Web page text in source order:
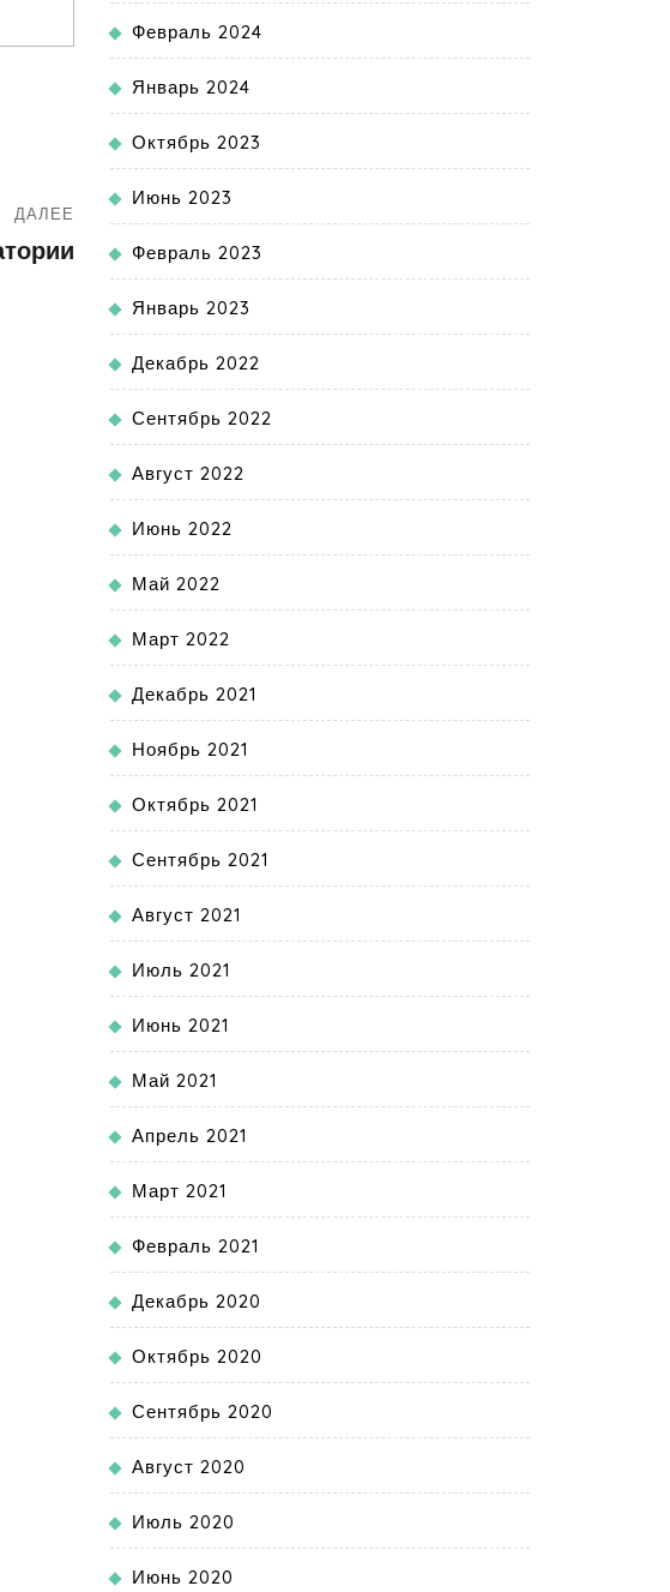
ДАЛЕЕ
Февраль 2024
Январь 2024
Октябрь 2023
Июнь 2023
Февраль 2023
Январь 2023
Декабрь 2022
Сентябрь 2022
Август 2022
Июнь 2022
Май 2022
Март 2022
Декабрь 2021
Ноябрь 2021
Октябрь 2021
Сентябрь 2021
Август 2021
Июль 2021
Июнь 2021
Май 2021
Апрель 2021
Март 2021
Февраль 2021
Декабрь 2020
Октябрь 2020
Сентябрь 2020
Август 2020
Июль 2020
Июнь 2020